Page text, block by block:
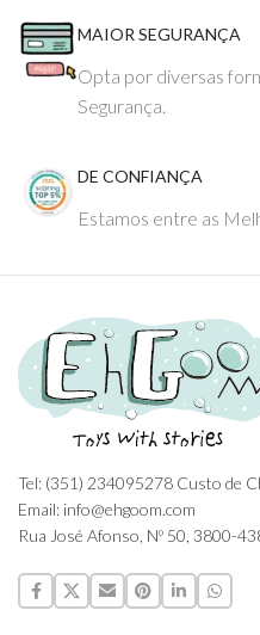
MAIOR SEGURANÇA
Opta por diversas
Segurança.
DE CONFIANÇA
Estamos entre as
Tel: (351) 234095278 Custo de
Email: info@ehgoom.com
Rua José Afonso, Nº 50, 3800-